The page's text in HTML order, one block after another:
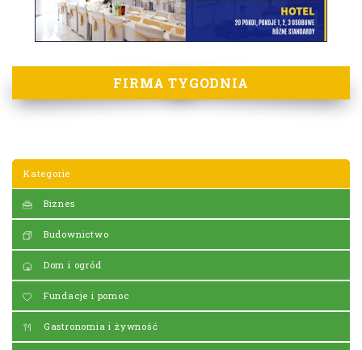
FIRMA TYGODNIA
Kategorie
Biznes
Budownictwo
Dom i ogród
Fundacje i pomoc
Gastronomia i żywność